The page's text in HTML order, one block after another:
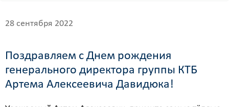
28 сентября 2022
Поздравляем с Днем рождения
генерального директора группы КТБ
Артема Алексеевича Давидюка!